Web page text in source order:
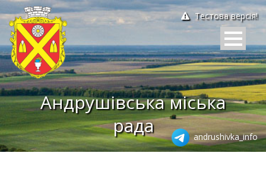
Тестова версія!
Андрушівська міська
рада
andrushivka_info